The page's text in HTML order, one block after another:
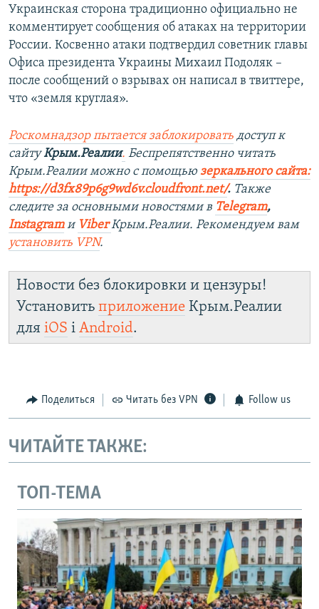
Украинская сторона традиционно официально не
комментирует сообщения об атаках на территории
России. Косвенно атаки подтвердил советник главы
Офиса президента Украины Михаил Подоляк –
после сообщений о взрывах он написал в твиттере,
что «земля круглая».
Роскомнадзор пытается заблокировать доступ к
сайтуКрым.Реалии. Беспрепятственно читать
Крым.Реалии можно с помощью зеркального сайта:
https://d3fx89p6g9wd6v.cloudfront.net/. ​ Также
следите за основными новостями в Telegram,
Instagram и ViberКрым.Реалии. Рекомендуем вам
установить VPN.
Новости без блокировки и цензуры!
Установить приложение Крым.Реалии
для iOS і Android.
Поделиться Читать без VPN Follow us
ЧИТАЙТЕ ТАКЖЕ:
ТОП-ТЕМА